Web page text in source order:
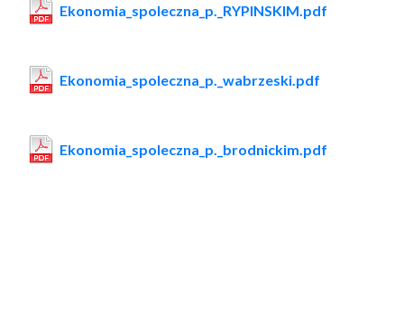
Ekonomia_spoleczna_p._RYPINSKIM.pdf
Ekonomia_spoleczna_p._wabrzeski.pdf
Ekonomia_spoleczna_p._brodnickim.pdf